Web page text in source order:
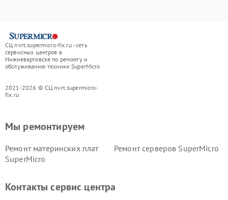
СЦ nvrt.supermicro-fix.ru - сеть
сервисных центров в
Нижневартовске по ремонту и
обслуживанию техники SuperMicro
2021-2026 © СЦ nvrt.supermicro-
fix.ru
Мы ремонтируем
Ремонт материнских плат
SuperMicro
Ремонт серверов SuperMicro
Контакты сервис центра